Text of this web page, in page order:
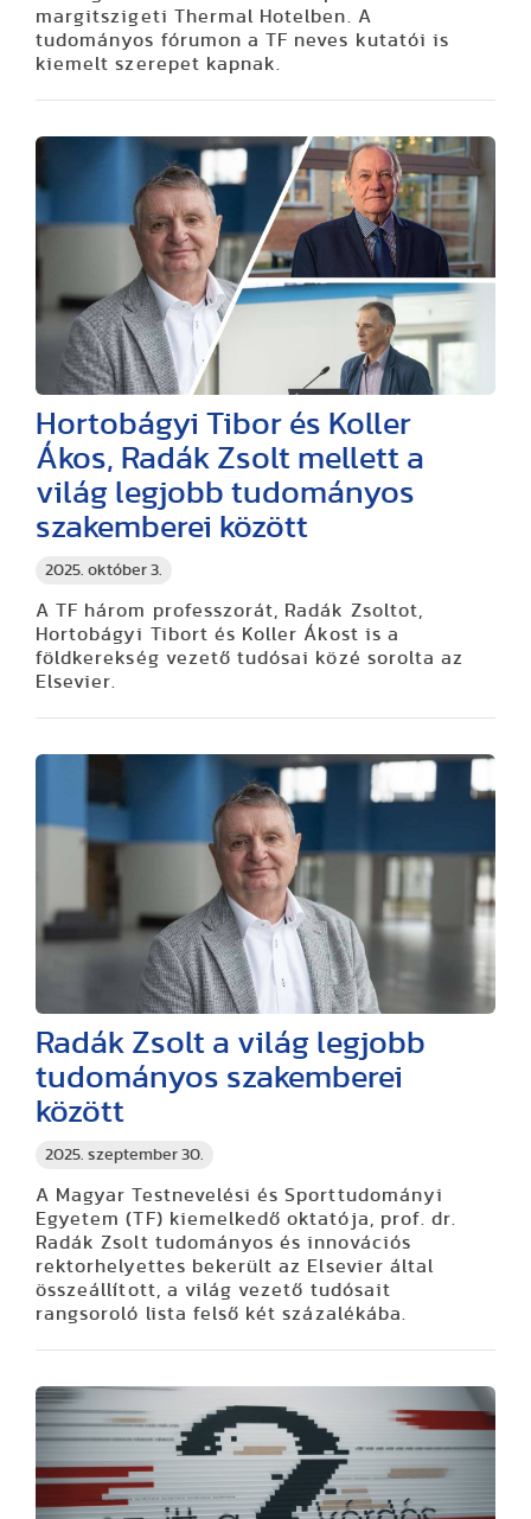
margitszigeti Thermal Hotelben. A
tudományos fórumon a TF neves kutatói is
kiemelt szerepet kapnak.
2025. október 3.
Hortobágyi Tibor és Koller
Ákos, Radák Zsolt mellett a
világ legjobb tudományos
szakemberei között
A TF három professzorát, Radák Zsoltot,
Hortobágyi Tibort és Koller Ákost is a
földkerekség vezető tudósai közé sorolta az
Elsevier.
2025. szeptember 30.
Radák Zsolt a világ legjobb
tudományos szakemberei
között
A Magyar Testnevelési és Sporttudományi
Egyetem (TF) kiemelkedő oktatója, prof. dr.
Radák Zsolt tudományos és innovációs
rektorhelyettes bekerült az Elsevier által
összeállított, a világ vezető tudósait
rangsoroló lista felső két százalékába.